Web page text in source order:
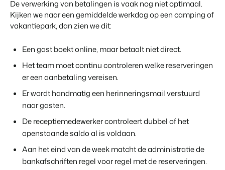
BEX Linguist
Begroet gasten in hun eigen taal.
Marketing
Online Marketing
De krachtige combinatie van branding en performance marketing
Jouw project uitverkocht in een mum van tijd.
Booking Analytics
Premium BI Tool.
Dankzij Booking Experts
kunnen we ons volledig
Gijs Meerdink
welcome.in
Onboarding
Samen van start. Vandaag nog.
Events
Van thema trainingen tot kennisevents.
Trust Center
Vertrouwen bij Booking Experts
Over ons
Customer Success Team
Krijg antwoord op jouw vragen
De verwerking van betalingen is vaak nog niet optimaal.
Kijken we naar een gemiddelde werkdag op een camping of
vakantiepark, dan zien we dit:
Een gast boekt online, maar betaalt niet direct.
Het team moet continu controleren welke reserveringen
er een aanbetaling vereisen.
Er wordt handmatig een herinneringsmail verstuurd
naar gasten.
De receptiemedewerker controleert dubbel of het
openstaande saldo al is voldaan.
Aan het eind van de week matcht de administratie de
bankafschriften regel voor regel met de reserveringen.